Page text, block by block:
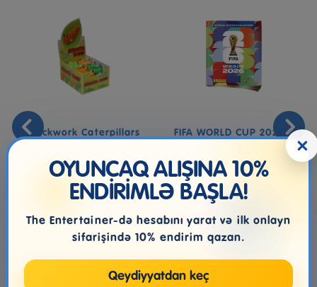
Clockwork Caterpillars
5.00₼
FIFA WORLD CUP 2026 -
STICKERS COLLECTION
9.99₼
×
OYUNCAQ ALIŞINA 10%
ENDİRİMLƏ BAŞLA!
The Entertainer-də hesabını yarat və ilk onlayn
sifarişində 10% endirim qazan.
Qeydiyyatdan keç